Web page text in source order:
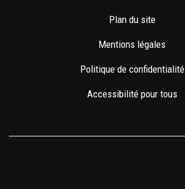
Plan du site
Mentions légales
Politique de confidentialité
Accessibilité pour tous